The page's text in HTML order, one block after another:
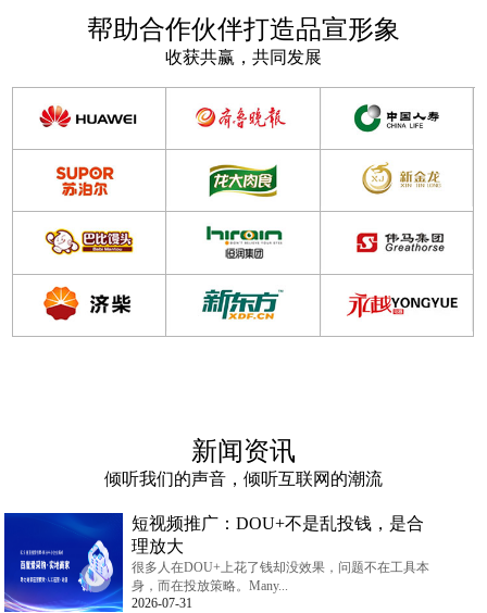
帮助合作伙伴打造品宣形象
收获共赢，共同发展
新闻资讯
倾听我们的声音，倾听互联网的潮流
短视频推广：DOU+不是乱投钱，是合
理放大
很多人在DOU+上花了钱却没效果，问题不在工具本
身，而在投放策略。Many...
2026-07-31